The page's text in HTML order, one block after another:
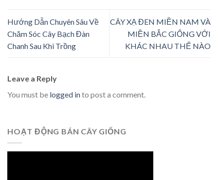
Hướng Dẫn Chuyên Sâu Về
Chăm Sóc Cây Bạch Đàn
Chanh Sau Khi Trồng
CÂY XẠ ĐEN MIỀN NAM VÀ
MIỀN BẮC GIỐNG VỚI
KHÁC NHAU THẾ NÀO
Leave a Reply
You must be logged into post a comment.
HOẠT ĐỘNG BÁN CÂY GIỐNG